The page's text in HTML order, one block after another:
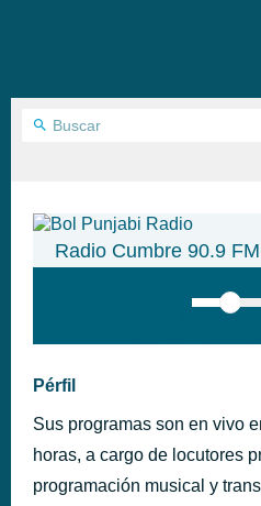
Radio Cumbre 90.9
height:28px;
Pérfil
Sus programas son en vivo
horas, a cargo de locutores
programación musical y